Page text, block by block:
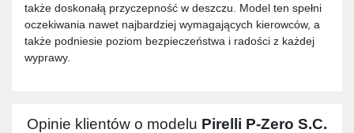
także doskonałą przyczepność w deszczu. Model ten spełni
oczekiwania nawet najbardziej wymagających kierowców, a
także podniesie poziom bezpieczeństwa i radości z każdej
wyprawy.
Opinie klientów o modelu Pirelli P-Zero S.C.